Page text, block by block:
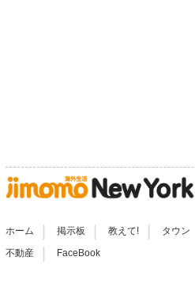
ホーム 掲示板 教えて! タウン
不動産 | FaceBook